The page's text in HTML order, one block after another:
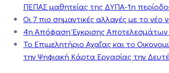
ΠΕΠΑΣ μαθητείας της ΔΥΠΑ-1η
Οι 7 πιο σημαντικές αλλαγές με το
4η Απόφαση Έγκρισης Αποτελεσμάτων
Το Επιμελητήριο Αχαΐας και το
την Ψηφιακή Κάρτα Εργασίας την